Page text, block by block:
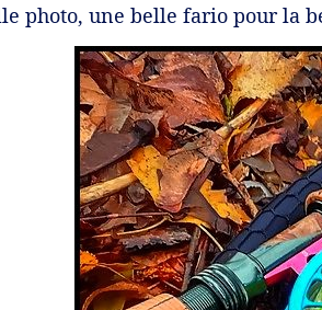
photo, une belle fario pour la